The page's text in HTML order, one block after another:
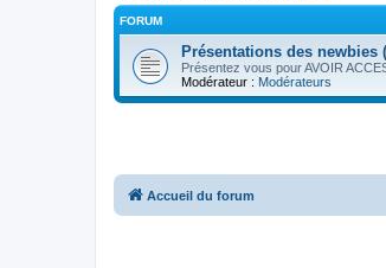
FORUM
Présentations des
Présentez vous pour AVOIR
Modérateur : Modérateurs
Accueil du forum